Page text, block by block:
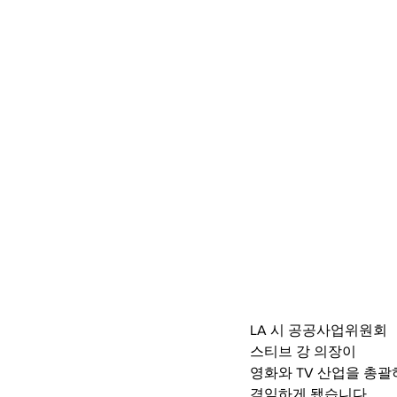
LA 시 공공사업위원회
스티브 강 의장이
영화와 TV 산업을 총괄